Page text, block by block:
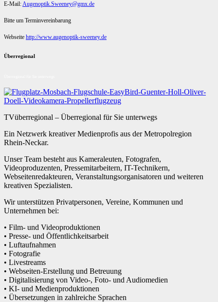
E-Mail:Augenoptik.Sweeney@gmx.de
Bitte um Terminvereinbarung
Webseite http://www.augenoptik-sweeney.de
Überregional
TVüberregional – Überregional für Sie unterwegs
Ein Netzwerk kreativer Medienprofis aus der Metropolregion
Rhein-Neckar.
Unser Team besteht aus Kameraleuten, Fotografen,
Videoproduzenten, Pressemitarbeitern, IT-Technikern,
Webseitenredakteuren, Veranstaltungsorganisatoren und weiteren
kreativen Spezialisten.
Wir unterstützen Privatpersonen, Vereine, Kommunen und
Unternehmen bei:
• Film- und Videoproduktionen
• Presse- und Öffentlichkeitsarbeit
• Luftaufnahmen
• Fotografie
• Livestreams
• Webseiten-Erstellung und Betreuung
• Digitalisierung von Video-, Foto- und Audiomedien
• KI- und Medienproduktionen
• Übersetzungen in zahlreiche Sprachen